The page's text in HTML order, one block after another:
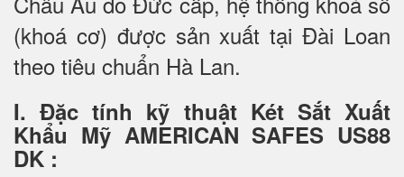
(khoá cơ) được sản xuất tại Đài Loan
theo tiêu chuẩn Hà Lan.
I. Đặc tính kỹ thuật Két Sắt Xuất
Khẩu Mỹ AMERICAN SAFES US88
DK :